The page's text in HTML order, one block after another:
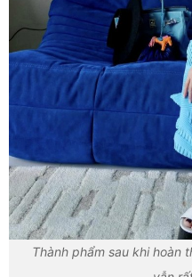
Thành phẩm sau khi hoàn